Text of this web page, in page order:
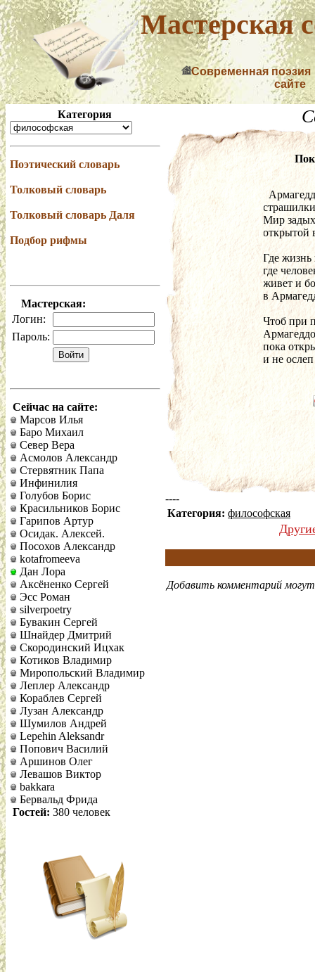
Мастерская
Современная поэзия
сайте
Категория
Поэтический словарь
Толковый словарь
Толковый словарь Даля
Подбор рифмы
Мастерская:
Логин:
Пароль:
Сейчас на сайте:
Марсов Илья
Баро Михаил
Север Вера
Асмолов Александр
Стервятник Папа
Инфинилия
Голубов Борис
Красильников Борис
Гарипов Артур
Осидак. Алексей.
Посохов Александр
kotafromeeva
Дан Лора
Аксёненко Сергей
Эсс Роман
silverpoetry
Бувакин Сергей
Шнайдер Дмитрий
Скородинский Ицхак
Котиков Владимир
Миропольский Владимир
Леплер Александр
Кораблев Сергей
Лузан Александр
Шумилов Андрей
Lepehin Aleksandr
Попович Василий
Аршинов Олег
Левашов Виктор
bakkara
Бервальд Фрида
Гостей: 380 человек
Мир
открытой
Где жизнь
где
живет и
в
Чтоб при
пока
и не
----
Категория: философская
Добавить комментарий